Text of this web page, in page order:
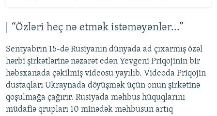
“Özləri heç nə etmək istəməyənlər...”
Sentyabrın 15-də Rusiyanın dünyada ad çıxarmış özəl
hərbi şirkətlərinə nəzarət edən Yevgeni Priqojinin bir
həbsxanada çəkilmiş videosu yayılıb. Videoda Priqojin
dustaqları Ukraynada döyüşmək üçün onun şirkətinə
qoşulmağa çağırır. Rusiyada məhbus hüquqlarını
müdafiə qrupları 10 minədək məhbusun artıq